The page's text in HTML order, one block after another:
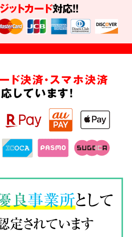
ットカード対応!!
ド決済・スマホ決済
しています!
良事業所として
定されています